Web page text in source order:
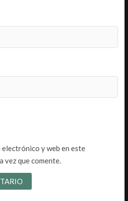
y web en este
vez que comente.